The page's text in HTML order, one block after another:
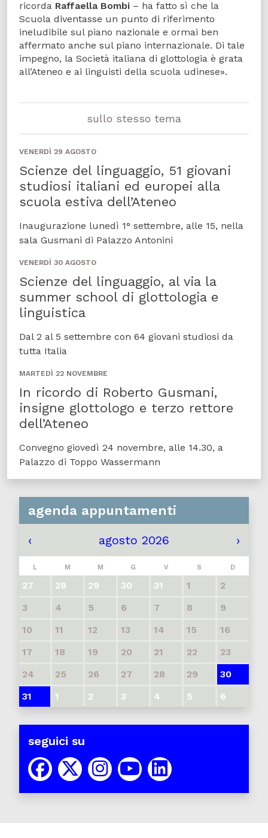
ricorda Raffaella Bombi – ha fatto sì che la
Scuola diventasse un punto di riferimento
ineludibile sul piano nazionale e ormai ben
affermato anche sul piano internazionale. Di tale
impegno, la Società italiana di glottologia è grata
all’Ateneo e ai linguisti della scuola udinese».
sullo stesso tema
VENERDÌ 29 AGOSTO
Scienze del linguaggio, 51 giovani
studiosi italiani ed europei alla
scuola estiva dell’Ateneo
Inaugurazione lunedì 1° settembre, alle 15, nella
sala Gusmani di Palazzo Antonini
VENERDÌ 30 AGOSTO
Scienze del linguaggio, al via la
summer school di glottologia e
linguistica
Dal 2 al 5 settembre con 64 giovani studiosi da
tutta Italia
MARTEDÌ 22 NOVEMBRE
In ricordo di Roberto Gusmani,
insigne glottologo e terzo rettore
dell’Ateneo
Convegno giovedì 24 novembre, alle 14.30, a
Palazzo di Toppo Wassermann
agenda appuntamenti
‹ agosto 2026 ›
L M M G V S D
27 28 29 30 31 1
2
3
4 5 6 7 8
9
10
11 12 13 14 15
16
17
18 19 20 21 22
23
24
25 26 27 28 29
30
31
1 2 3 4 5 6
seguici su